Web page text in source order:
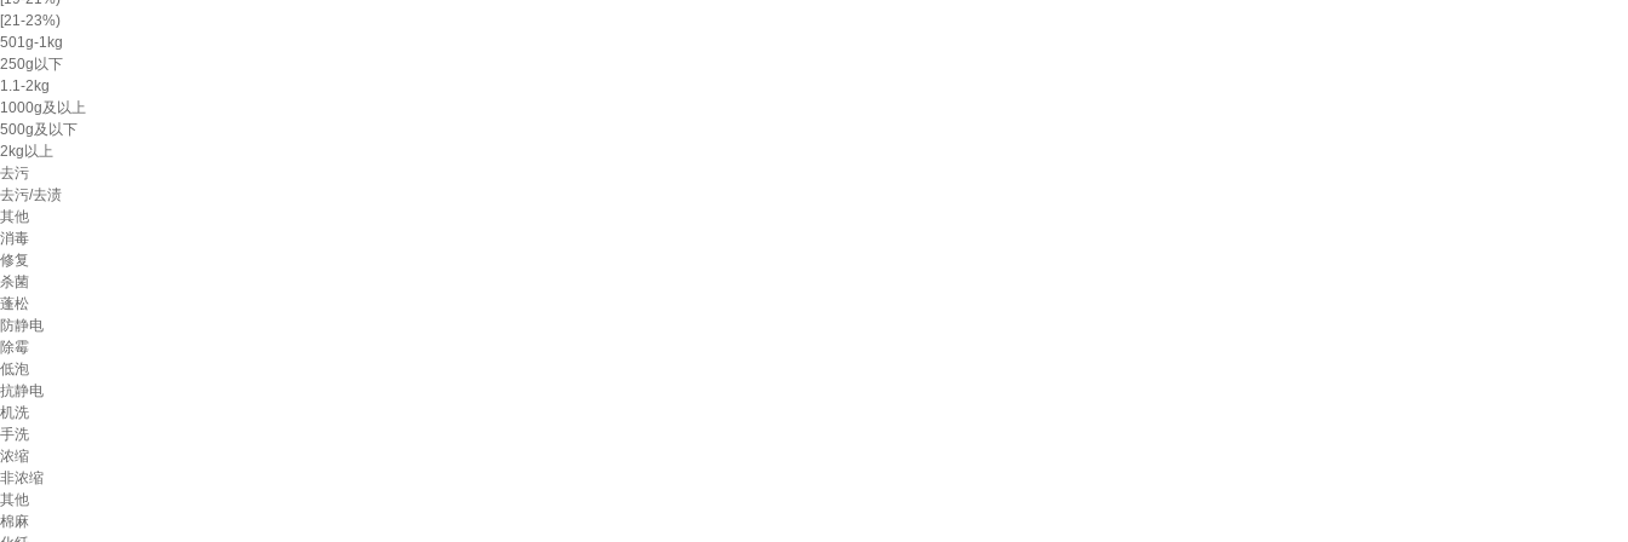
[21-23%)
501g-1kg
250g以下
1.1-2kg
1000g及以上
500g及以下
2kg以上
去污
去污/去渍
其他
消毒
修复
杀菌
蓬松
防静电
除霉
低泡
抗静电
机洗
手洗
浓缩
非浓缩
其他
棉麻